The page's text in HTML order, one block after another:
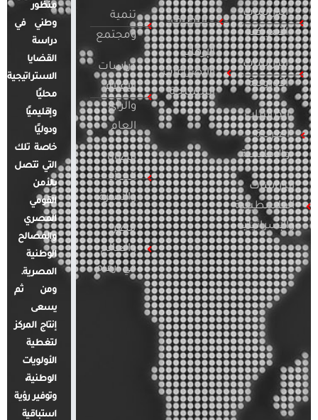
الدراسات
الأمريكية
الدراسات
الأوروبية
الدراسات
العربية
والإقليمية
الدراسات
الفلسطينية
والإسرائيلية
التطرف
الإرهاب
والصراعات
المسلحة
تنمية
ومجتمع
دراسات
الإعلام
والرأي
العام
قضايا
المرأة
والأسرة
مصر
والعالم
في أرقام
منظور
وطني في
دراسة
القضايا
الاستراتيجية
محليًا
وإقليميًا
ودوليًا
خاصة تلك
التي تتصل
بالأمن
القومي
المصري
والمصالح
الوطنية
المصرية.
ومن ثم
يسعى
إنتاج المركز
لتغطية
الأولويات
الوطنية،
وتوفير رؤية
استباقية